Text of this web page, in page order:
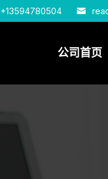
+13594780504
公司首页